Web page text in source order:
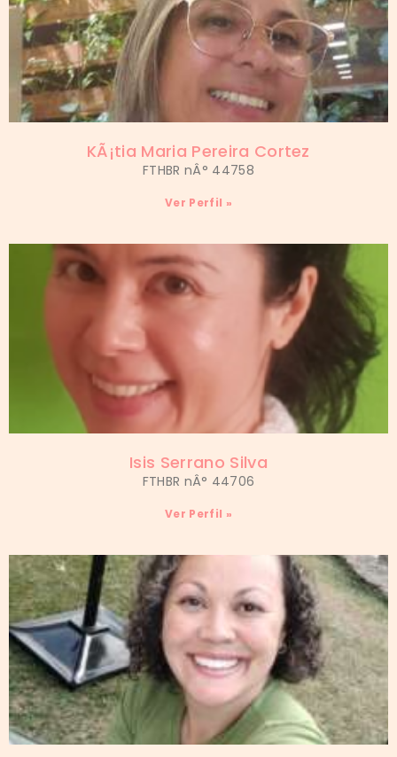
KÃ¡tia Maria Pereira Cortez
FTHBR nÂ° 44758
Ver Perfil »
Isis Serrano Silva
FTHBR nÂ° 44706
Ver Perfil »